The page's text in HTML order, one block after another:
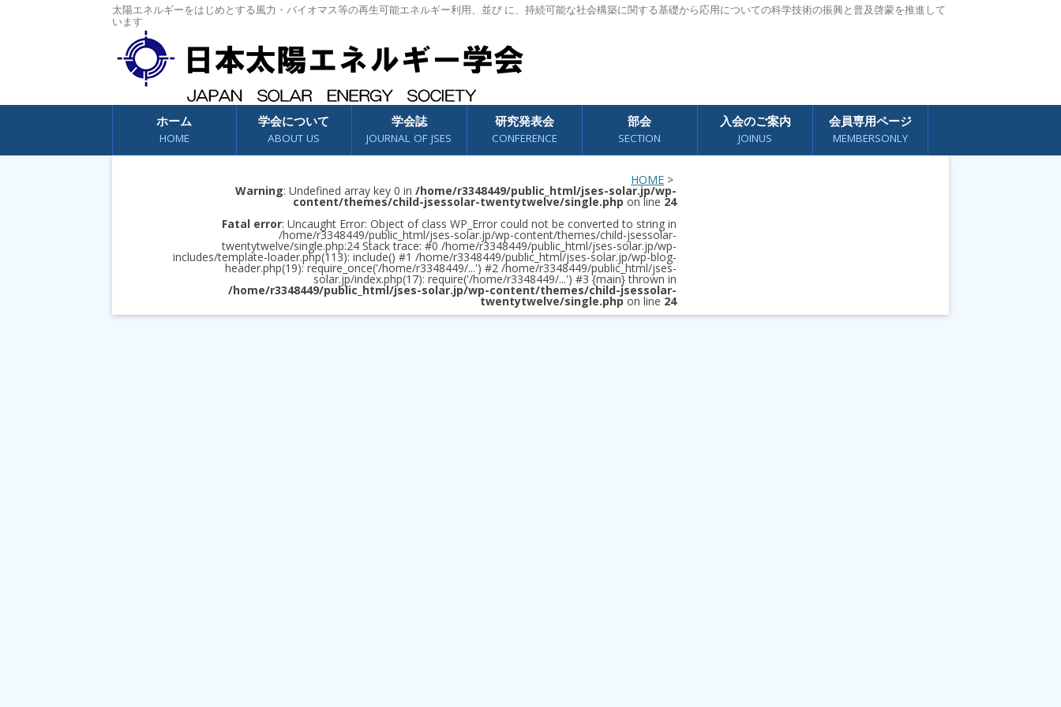
太陽エネルギーをはじめとする風力・バイオマス等の再生可能エネルギー利用、並び に、持続可能な社会構築に関する基礎から応用についての科学技術の振興と普及啓蒙を推進して
います
コンテンツへスキップ
ホーム
HOME
学会について
ABOUT US
学会誌
JOURNAL OF JSES
研究発表会
CONFERENCE
部会
SECTION
入会のご案内
JOINUS
会員専用ページ
MEMBERSONLY
HOME >
Warning: Undefined array key 0 in /home/r3348449/public_html/jses-solar.jp/wp-
content/themes/child-jsessolar-twentytwelve/single.php on line 24
Fatal error: Uncaught Error: Object of class WP_Error could not be converted to string in
/home/r3348449/public_html/jses-solar.jp/wp-content/themes/child-jsessolar-
twentytwelve/single.php:24 Stack trace: #0 /home/r3348449/public_html/jses-solar.jp/wp-
includes/template-loader.php(113): include() #1 /home/r3348449/public_html/jses-solar.jp/wp-blog-
header.php(19): require_once('/home/r3348449/...') #2 /home/r3348449/public_html/jses-
solar.jp/index.php(17): require('/home/r3348449/...') #3 {main} thrown in
/home/r3348449/public_html/jses-solar.jp/wp-content/themes/child-jsessolar-
twentytwelve/single.php on line 24